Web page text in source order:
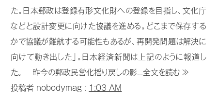
た。日本郵政は登録有形文化財への登録を目指し、文化庁
などと設計変更に向けた協議を進める。どこまで保存する
かで協議が難航する可能性もあるが、再開発問題は解決に
向けて動き出した」。日本経済新聞は上記のように報道し
た。 昨今の郵政民営化揺り戻しの影...全文を読む ≫
投稿者 nobodymag : 1:03 AM